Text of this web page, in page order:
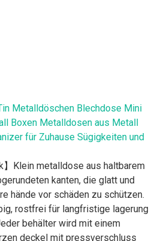
Metalldöschen Blechdose Mini
Boxen Metalldosen aus Metall
für Zuhause Sügigkeiten und
】Klein metalldose aus haltbarem
kanten, die glatt und
hände vor schäden zu schützen.
rostfrei für langfristige lagerung
behälter wird mit einem
deckel mit pressverschluss